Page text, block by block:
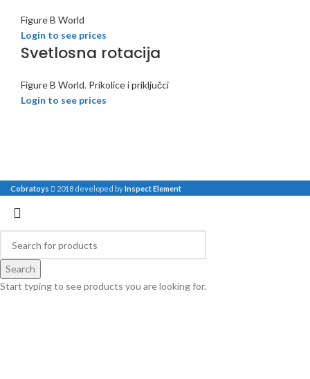
Figure B World
Login to see prices
Svetlosna rotacija
Figure B World, Prikolice i priključci
Login to see prices
Cobratoys 2018 developed byInspect Element
Search
Start typing to see products you are looking for.